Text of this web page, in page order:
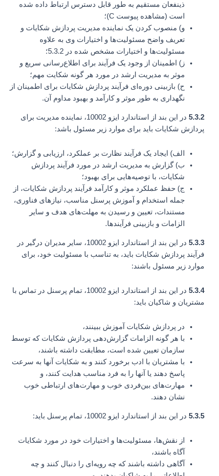
ذینفعان مستقیم به طور قابل دسترس ارتباط داده شده
است (مشاهده پیوست C)؛
و) منصوب کردن یک نماینده مدیریت پردازش شکایات و
تعریف واضح مسئولیت‌ها و اختیارات وی به علاوه
مسئولیت‌ها و اختیارات مشخص شده در 5.3.2؛
ز) اطمینان از وجود یک فرآیند برای اطلاع‌رسانی سریع و
موثر به مدیریت ارشد در مورد هر گونه شکایت مهم؛
ح) بازبینی دوره‌ای فرآیند پردازش شکایات برای اطمینان از
نگهداری به طور موثر و کارآمد و بهبود مداوم آن.
5.3.2
در این بند از استاندارد ایزو 10002، نماینده مدیریت برای
پردازش شکایات باید برای موارد زیر مسئول باشد:
الف) ایجاد یک فرآیند نظارت بر عملکرد، ارزیابی و گزارش؛
ب) گزارش به مدیریت ارشد در مورد فرآیند پردازش
شکایات، با توصیه‌هایی برای بهبود؛
ج) حفظ عملکرد موثر و کارآمد فرآیند پردازش شکایات، از
جمله استخدام و آموزش پرسنل مناسب، نیازهای فناوری،
مستندات، تعیین و رسیدن به مهلت‌های هدف و سایر
الزامات و بازبینی فرآیندها.
5.3.3
در این بند از استاندارد ایزو 10002، سایر مدیران درگیر در
فرآیند پردازش شکایات باید، به تناسب با مسئولیت خود، برای
موارد زیر مسئول باشند:
5.3.4
در این بند از استاندارد ایزو 10002، تمام پرسنل در تماس با
مشتریان و شاکیان باید:
در پردازش شکایات آموزش ببینند،
با هر گونه الزامات گزارش‌دهی پردازش شکایات که توسط
سازمان تعیین شده است، مطابقت داشته باشند،
با مشتریان با ادب برخورد کنند و به شکایات آنها به سرعت
پاسخ دهند یا آنها را به فرد مناسب هدایت کنند، و
مهارت‌های بین‌فردی خوب و مهارت‌های ارتباطی خوب
نشان دهند.
5.3.5در این بند از استاندارد ایزو 10002، تمام پرسنل باید:
از نقش‌ها، مسئولیت‌ها و اختیارات خود در مورد شکایات
آگاه باشند،
آگاهی داشته باشند که چه رویه‌ای را دنبال کنند و چه